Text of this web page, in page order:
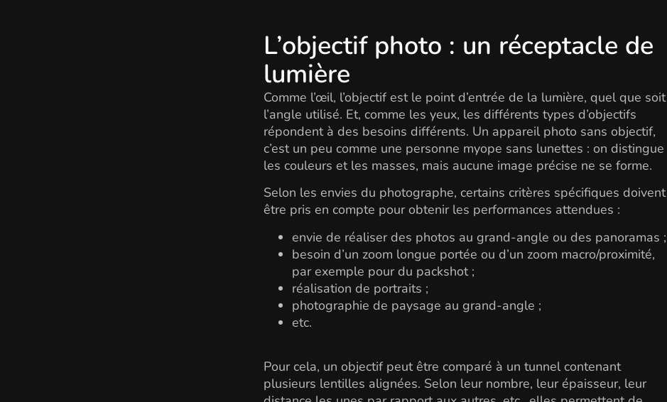
L’objectif photo : un réceptacle de
lumière
Comme l’œil, l’objectif est le point d’entrée de la lumière, quel que soit
l’angle utilisé. Et, comme les yeux, les différents types d’objectifs
répondent à des besoins différents. Un appareil photo sans objectif,
c’est un peu comme une personne myope sans lunettes : on distingue
les couleurs et les masses, mais aucune image précise ne se forme.
Selon les envies du photographe, certains critères spécifiques doivent
être pris en compte pour obtenir les performances attendues :
envie de réaliser des photos au grand-angle ou des panoramas ;
besoin d’un zoom longue portée ou d’un zoom macro/proximité,
par exemple pour du packshot ;
réalisation de portraits ;
photographie de paysage au grand-angle ;
etc.
Pour cela, un objectif peut être comparé à un tunnel contenant
plusieurs lentilles alignées. Selon leur nombre, leur épaisseur, leur